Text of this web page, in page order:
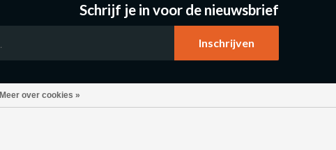
Meer over cookies »
Schrijf je in voor de nieuwsbrief